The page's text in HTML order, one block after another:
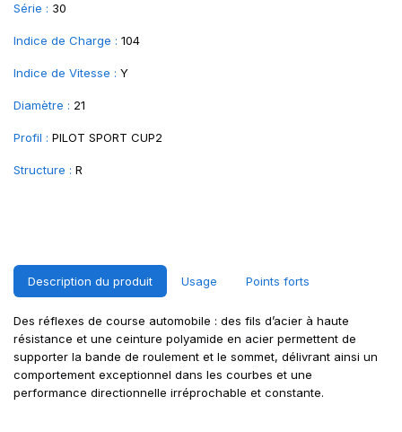
Série : 30
Indice de Charge : 104
Indice de Vitesse : Y
Diamètre : 21
Profil : PILOT SPORT CUP2
Structure : R
Description du produit Usage Points forts
Des réflexes de course automobile : des fils d’acier à haute
résistance et une ceinture polyamide en acier permettent de
supporter la bande de roulement et le sommet, délivrant ainsi un
comportement exceptionnel dans les courbes et une
performance directionnelle irréprochable et constante.